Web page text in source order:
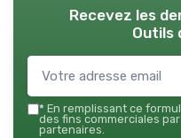
Recevez les
Outils
* En remplissant ce
des fins commerciales
partenaires.